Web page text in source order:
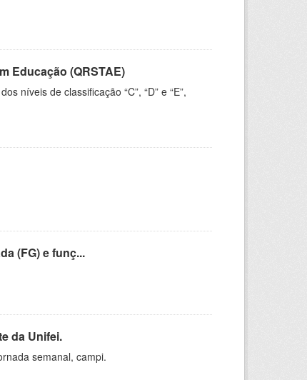
Educação (QRSTAE)
níveis de classificação “C”, “D” e “E”,
(FG) e funç...
da Unifei.
semanal, campi.